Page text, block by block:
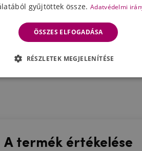
IMK védőüveg a Xiaomi Redmi
Note 9T 5G kamera
lencséjéhez - 2db
3084 FtKészleten
A termék értékelése
gyűjtöttek össze. Adatvédelmi
ÖSSZES ELFOGADÁSA
RÉSZLETEK MEGJELENÍTÉSE